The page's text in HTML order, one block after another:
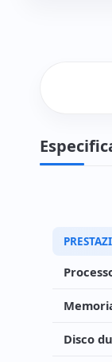
Disco